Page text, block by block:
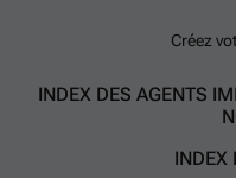
Créez
INDEX DES AGENTS
INDEX